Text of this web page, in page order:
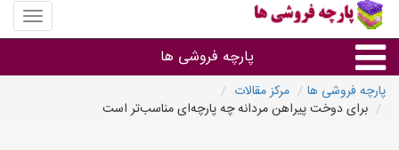
منوی
سایت
فروشی
پارچه فروشی ها
پارچه براساس جنس
پارچه فروشی ها
مرکز مقالات
برای دوخت پیراهن مردانه چه پارچه‌ای مناسب‌تر است